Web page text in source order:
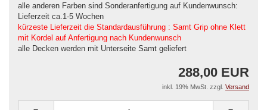
alle anderen Farben sind Sonderanfertigung auf Kundenwunsch:
Lieferzeit ca.1-5 Wochen
kürzeste Lieferzeit die Standardausführung : Samt Grip ohne Klett
mit Kordel auf Anfertigung nach Kundenwunsch
alle Decken werden mit Unterseite Samt geliefert
288,00 EUR
inkl. 19% MwSt. zzgl. Versand